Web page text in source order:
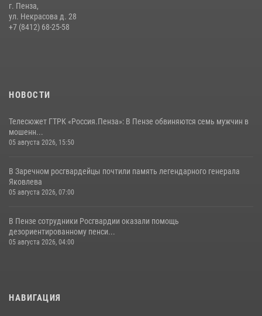
В Пензе сотрудники Росгвардии обезвредили артиллерийский
г. Пенза,
ул. Некрасова д. 28
+7 (8412) 68-25-58
НОВОСТИ
Телесюжет ГТРК «Россия.Пенза»: В Пензе обвиняются семь мужчин в
мошенн...
05 августа 2026, 15:50
В Заречном росгвардейцы почтили память легендарного генерала
Яковлева
05 августа 2026, 07:00
В Пензе сотрудники Росгвардии оказали помощь
дезориентированному пенси...
05 августа 2026, 04:00
НАВИГАЦИЯ